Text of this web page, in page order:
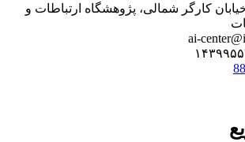
خیابان کارگر شمالی، پژوهشگاه ارتباطات و